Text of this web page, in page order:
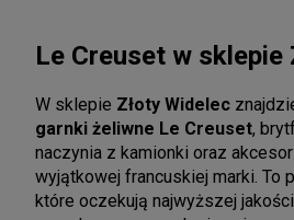
Le Creuset w sklepie
W sklepie Złoty Widelec
garnki żeliwne Le Creuset,
naczynia z kamionki oraz
wyjątkowej francuskiej marki. To
które oczekują najwyższej